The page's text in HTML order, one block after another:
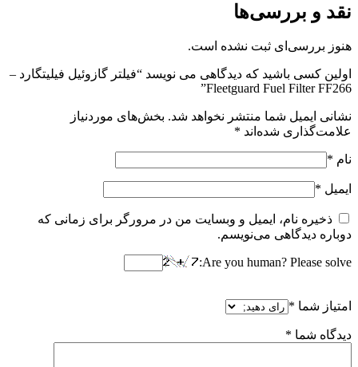
نقد و بررسی‌ها
هنوز بررسی‌ای ثبت نشده است.
اولین کسی باشید که دیدگاهی می نویسد “فیلتر گازوئیل فیلیتگارد –
Fleetguard Fuel Filter FF266”
نشانی ایمیل شما منتشر نخواهد شد. بخش‌های موردنیاز
علامت‌گذاری شده‌اند *
نام *
ایمیل *
ذخیره نام، ایمیل و وبسایت من در مرورگر برای زمانی که
دوباره دیدگاهی می‌نویسم.
Are you human? Please solve:
امتیاز شما *
دیدگاه شما *